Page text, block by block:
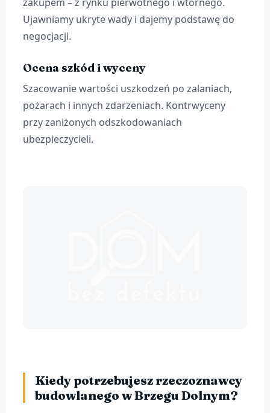
Ujawniamy ukryte wady i dajemy podstawę do
negocjacji.
Ocena szkód i wyceny
Szacowanie wartości uszkodzeń po zalaniach,
pożarach i innych zdarzeniach. Kontrwyceny
przy zaniżonych odszkodowaniach
ubezpieczycieli.
Kiedy potrzebujesz rzeczoznawcy
budowlanego w Brzegu Dolnym?